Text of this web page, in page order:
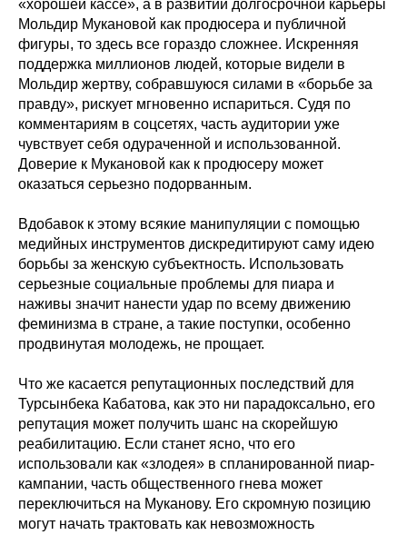
«хорошей кассе», а в развитии долгосрочной карьеры
Мольдир Мукановой как продюсера и публичной
фигуры, то здесь все гораздо сложнее. Искренняя
поддержка миллионов людей, которые видели в
Мольдир жертву, собравшуюся силами в «борьбе за
правду», рискует мгновенно испариться. Судя по
комментариям в соцсетях, часть аудитории уже
чувствует себя одураченной и использованной.
Доверие к Мукановой как к продюсеру может
оказаться серьезно подорванным.
Вдобавок к этому всякие манипуляции с помощью
медийных инструментов дискредитируют саму идею
борьбы за женскую субъектность. Использовать
серьезные социальные проблемы для пиара и
наживы значит нанести удар по всему движению
феминизма в стране, а такие поступки, особенно
продвинутая молодежь, не прощает.
Что же касается репутационных последствий для
Турсынбека Кабатова, как это ни парадоксально, его
репутация может получить шанс на скорейшую
реабилитацию. Если станет ясно, что его
использовали как «злодея» в спланированной пиар-
кампании, часть общественного гнева может
переключиться на Муканову. Его скромную позицию
могут начать трактовать как невозможность